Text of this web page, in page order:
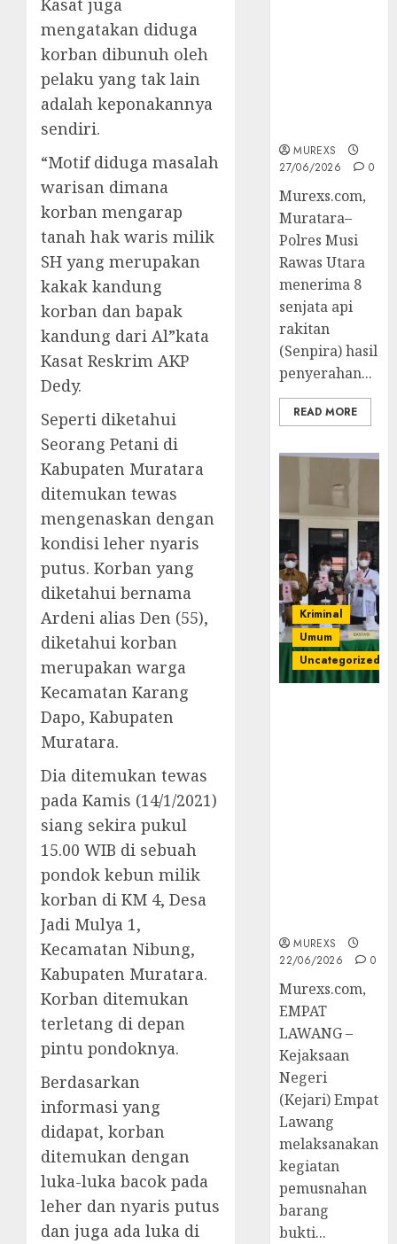
Kasat juga
mengatakan diduga
korban dibunuh oleh
pelaku yang tak lain
adalah keponakannya
sendiri.
“Motif diduga masalah
warisan dimana
korban mengarap
tanah hak waris milik
SH yang merupakan
kakak kandung
korban dan bapak
kandung dari Al”kata
Kasat Reskrim AKP
Dedy.
Seperti diketahui
Seorang Petani di
Kabupaten Muratara
ditemukan tewas
mengenaskan dengan
kondisi leher nyaris
putus. Korban yang
diketahui bernama
Ardeni alias Den (55),
diketahui korban
merupakan warga
Kecamatan Karang
Dapo, Kabupaten
Muratara.
Dia ditemukan tewas
pada Kamis (14/1/2021)
siang sekira pukul
15.00 WIB di sebuah
pondok kebun milik
korban di KM 4, Desa
Jadi Mulya 1,
Kecamatan Nibung,
Kabupaten Muratara.
Korban ditemukan
terletang di depan
pintu pondoknya.
Berdasarkan
informasi yang
didapat, korban
ditemukan dengan
luka-luka bacok pada
leher dan nyaris putus
dan juga ada luka di
MUREXS
27/06/2026
0
Murexs.com,
Muratara–
Polres Musi
Rawas Utara
menerima 8
senjata api
rakitan
(Senpira) hasil
penyerahan...
READ MORE
Kriminal
Umum
Uncategorized
MUREXS
22/06/2026
0
‎Murexs.com,
EMPAT
LAWANG –
Kejaksaan
Negeri
(Kejari) Empat
Lawang
melaksanakan
kegiatan
pemusnahan
barang
bukti...